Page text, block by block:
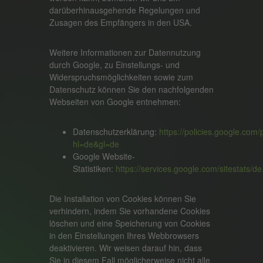
darüberhinausgehende Regelungen und
Zusagen des Empfängers in den USA.
Weitere Informationen zur Datennutzung
durch Google, zu Einstellungs- und
Widerspruchsmöglichkeiten sowie zum
Datenschutz können Sie den nachfolgenden
Webseiten von Google entnehmen:
Datenschutzerklärung: https://policies.google.com/
hl=de&gl=de
Google Website-
Statistiken: https://services.google.com/sitestats/
Die Installation von Cookies können Sie
verhindern, indem Sie vorhandene Cookies
löschen und eine Speicherung von Cookies
in den Einstellungen Ihres Webbrowsers
deaktivieren. Wir weisen darauf hin, dass
Sie in diesem Fall möglicherweise nicht alle